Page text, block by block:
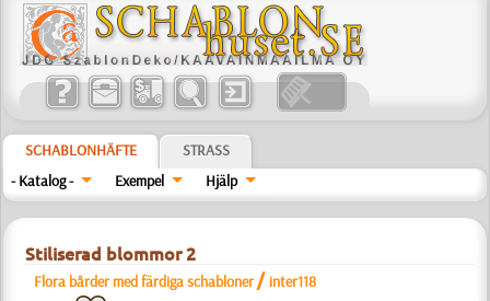
SCHABLONHÄFTE
STRASS
- Katalog -
Exempel Hjälp
Stiliserad blommor 2
Flora bårder med färdiga schabloner / inter118